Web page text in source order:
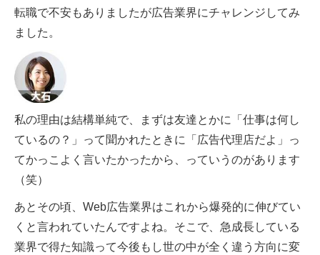
転職で不安もありましたが広告業界にチャレンジしてみ
ました。
私の理由は結構単純で、まずは友達とかに「仕事は何し
ているの？」って聞かれたときに「広告代理店だよ」っ
てかっこよく言いたかったから、っていうのがあります
（笑）
あとその頃、Web広告業界はこれから爆発的に伸びてい
くと言われていたんですよね。そこで、急成長している
業界で得た知識って今後もし世の中が全く違う方向に変